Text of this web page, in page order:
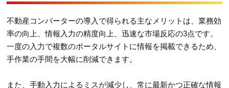
不動産コンバーターの導入で得られる主なメリットは、業務効
率の向上、情報入力の精度向上、迅速な市場反応の3点です。
一度の入力で複数のポータルサイトに情報を掲載できるため、
手作業の手間を大幅に削減できます。
また、手動入力によるミスが減少し、常に最新かつ正確な情報